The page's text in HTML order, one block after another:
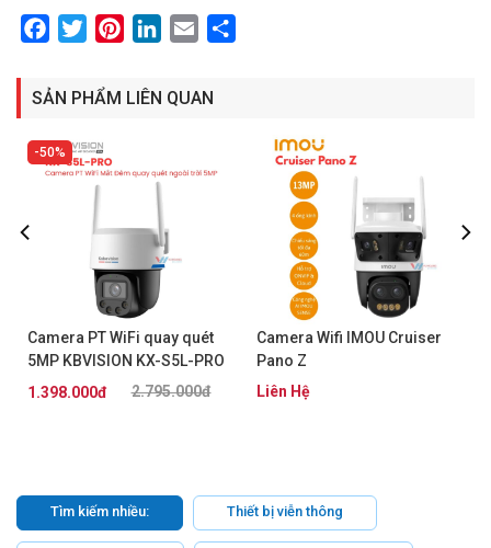
FacebookTwitterPinterestLinkedIn
Email
SẢN PHẨM LIÊN QUAN
50%
Camera PT WiFi quay quét
5MP KBVISION KX-S5L-PRO
2.795.000đ
1.398.000đ
Camera Wifi IMOU Cruiser
Pano Z
Liên Hệ
Tìm kiếm nhiều: Thiết bị viễn thông